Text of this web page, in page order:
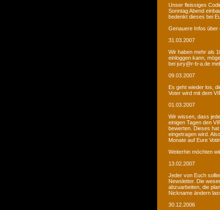
Unser fleissiges
Sonntag Abend
bedenkt dieses bei
Genauere Infos über
31.03.2007
Wir haben mehr als
einloggen kann,
bei jury@r-b-a.de
09.03.2007
Es geht wieder los,
Voter wird mit dem
01.03.2007
Wir wissen, dass
einigen Tagen den
bewerten. Dieses
eingetragen wird.
Monate auf Eure
Weiterhin möchten
13.02.2007
Jeder von Euch
Newsletter. Die
abzuarbeiten, die
Nickname ändern
30.12.2006